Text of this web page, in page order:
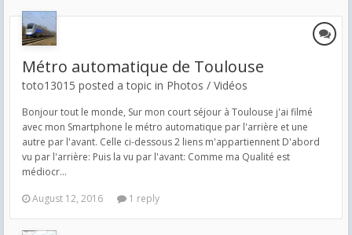
Métro automatique de Toulouse
toto13015 posted a topic in Photos / Vidéos
Bonjour tout le monde, Sur mon court séjour à Toulouse j'ai filmé
avec mon Smartphone le métro automatique par l'arrière et une
autre par l'avant. Celle ci-dessous 2 liens m'appartiennent D'abord
vu par l'arrière: Puis la vu par l'avant: Comme ma Qualité est
médiocr...
August 12, 2016
1 reply